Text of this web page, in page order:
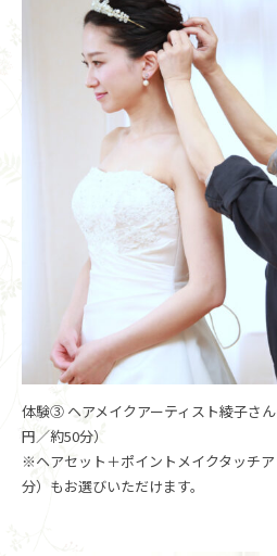
体験③ ヘアメイクアーティスト綾子さ
円／約50分）
※ヘアセット＋ポイントメイクタッチ
分）もお選びいただけます。